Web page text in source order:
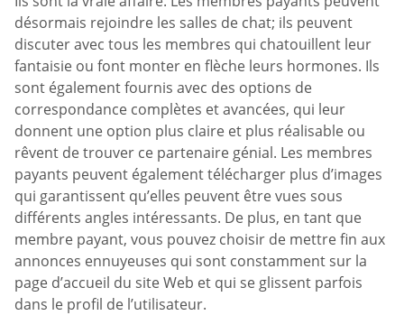
désormais rejoindre les salles de chat; ils peuvent
discuter avec tous les membres qui chatouillent leur
fantaisie ou font monter en flèche leurs hormones. Ils
sont également fournis avec des options de
correspondance complètes et avancées, qui leur
donnent une option plus claire et plus réalisable ou
rêvent de trouver ce partenaire génial. Les membres
payants peuvent également télécharger plus d’images
qui garantissent qu’elles peuvent être vues sous
différents angles intéressants. De plus, en tant que
membre payant, vous pouvez choisir de mettre fin aux
annonces ennuyeuses qui sont constamment sur la
page d’accueil du site Web et qui se glissent parfois
dans le profil de l’utilisateur.